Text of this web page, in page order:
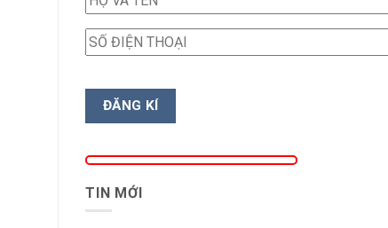
TIN MỚI